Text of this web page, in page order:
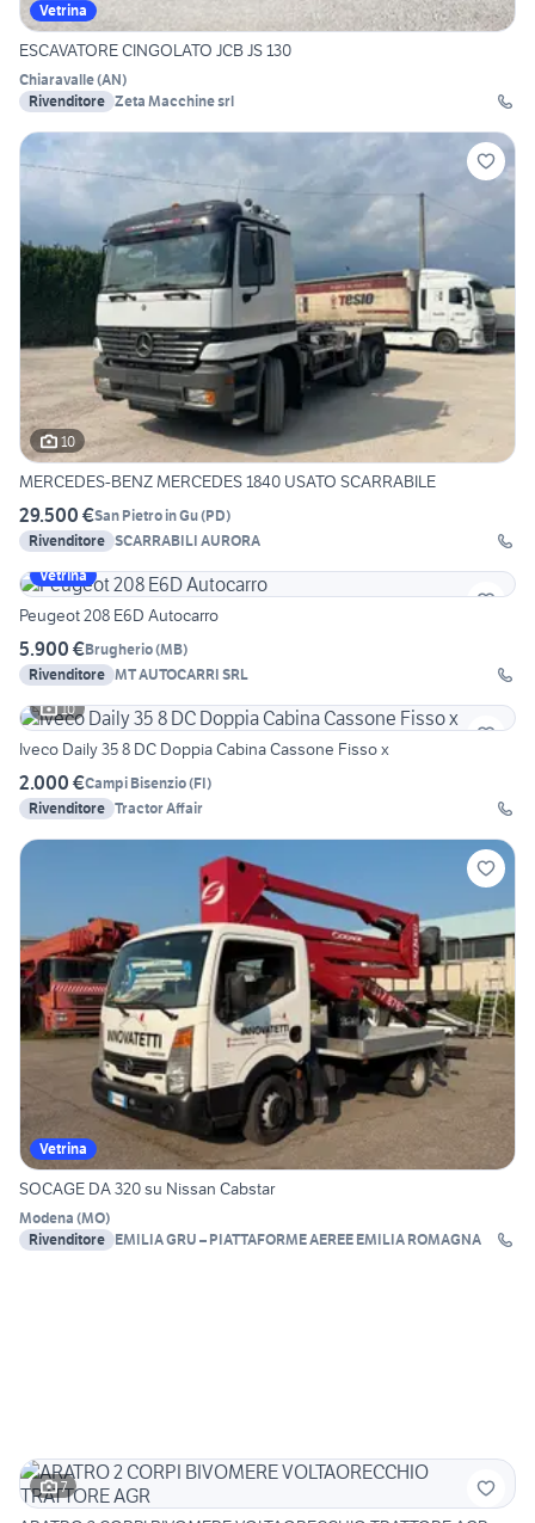
Vetrina
ESCAVATORE CINGOLATO JCB JS 130
Chiaravalle(AN)
Rivenditore Zeta Macchine srl
10
MERCEDES-BENZ MERCEDES 1840 USATO SCARRABILE
29.500 €San Pietro in Gu(PD)
Rivenditore SCARRABILI AURORA
Vetrina
Peugeot 208 E6D Autocarro
5.900 €Brugherio(MB)
Rivenditore MT AUTOCARRI SRL
10
Iveco Daily 35 8 DC Doppia Cabina Cassone Fisso x
2.000 €Campi Bisenzio(FI)
Rivenditore Tractor Affair
Vetrina
SOCAGE DA 320 su Nissan Cabstar
Modena (MO)
Rivenditore EMILIA GRU – PIATTAFORME AEREE EMILIA ROMAGNA
7